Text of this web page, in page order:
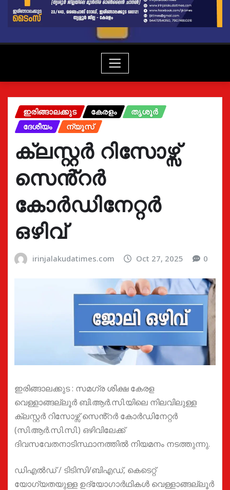
ഇരിങ്ങാലക്കുട കേരളം
തൃശൂർ
ദേശീയം
ന്യൂസ്
ക്ലസ്റ്റർ റിസോഴ്സ്
സെൻ്റർ
കോർഡിനേറ്റർ
ഒഴിവ്
irinjalakudatimes.com Oct 27, 2025 0
ഇരിങ്ങാലക്കുട : സമഗ്ര ശിക്ഷ കേരള
വെള്ളാങ്ങല്ലൂർ ബി.ആർ.സി.യിലെ നിലവിലുള്ള
ക്ലസ്റ്റർ റിസോഴ്സ് സെൻ്റർ കോർഡിനേറ്റർ
(സി.ആർ.സി.സി.) ഒഴിവിലേക്ക്
ദിവസവേതനാടിസ്ഥാനത്തിൽ നിയമനം നടത്തുന്നു.
ഡിഎൽഡ് / ടിടിസി/ബിഎഡ്, കെടെറ്റ്
യോഗ്യതയുള്ള ഉദ്യോഗാർഥികൾ വെള്ളാങ്ങല്ലൂർ